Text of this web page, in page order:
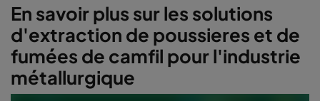
En savoir plus sur les solutions
d'extraction de poussieres et de
fumées de camfil pour l'industrie
métallurgique